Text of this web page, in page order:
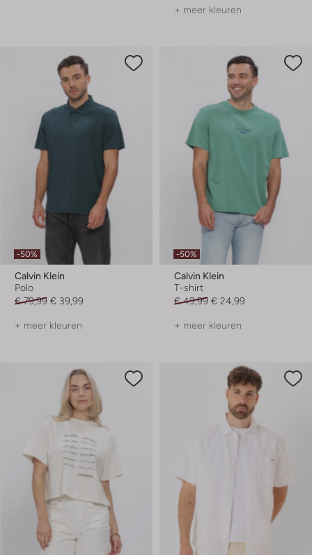
+ meer kleuren
-50%
Calvin Klein
Polo
€ 79,99 € 39,99
+ meer kleuren
-50%
Calvin Klein
T-shirt
€ 49,99 € 24,99
+ meer kleuren